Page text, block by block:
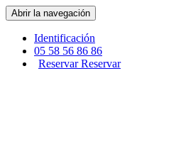
Abrir la navegación
Identificación
05 58 56 86 86
Reservar Reservar
Panel de gestión de cookies